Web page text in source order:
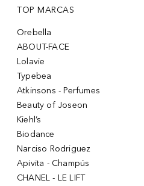
TOP MARCAS
Orebella
ABOUT-FACE
Lolavie
Typebea
Atkinsons - Perfumes
Beauty of Joseon
Kiehl’s
Biodance
Narciso Rodriguez
Apivita - Champús
CHANEL - LE LIFT